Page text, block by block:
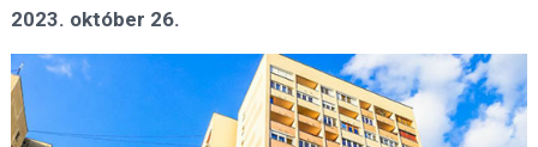
2023. október 26.